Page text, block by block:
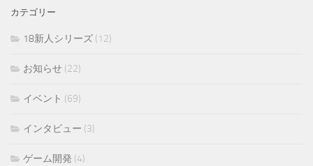
カテゴリー
18新人シリーズ (12)
お知らせ (22)
イベント (69)
インタビュー (3)
ゲーム開発 (4)